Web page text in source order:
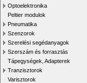
Optoelektronika
Peltier modulok
Pneumatika
Szenzorok
Szerelési segédanyagok
Szerszám és forrasztás
Tápegységek, Adapterek
Tranzisztorok
Varisztorok